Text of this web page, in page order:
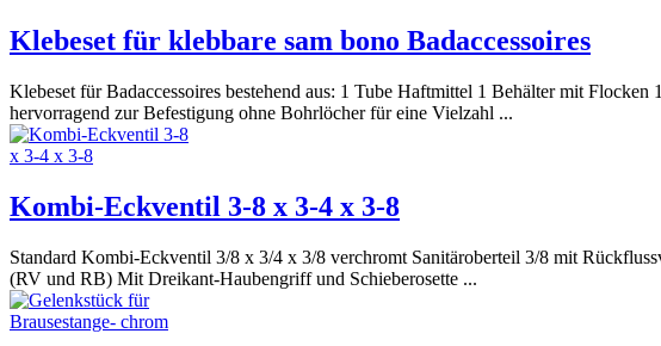
Klebeset für klebbare sam bono Badaccessoires
Klebeset für Badaccessoires bestehend aus: 1 Tube Haftmittel 1 Behälter mit
hervorragend zur Befestigung ohne Bohrlöcher für eine Vielzahl ...
Kombi-Eckventil 3-8 x 3-4 x 3-8
Standard Kombi-Eckventil 3/8 x 3/4 x 3/8 verchromt Sanitäroberteil 3/8 mit
(RV und RB) Mit Dreikant-Haubengriff und Schieberosette ...